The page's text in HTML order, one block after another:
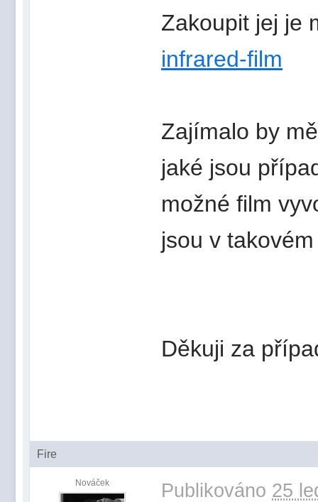
Zakoupit jej je
infrared-film
Zajímalo by
jaké jsou
možné film
jsou v
Děkuji za
Fire
Nováček Publikováno 25